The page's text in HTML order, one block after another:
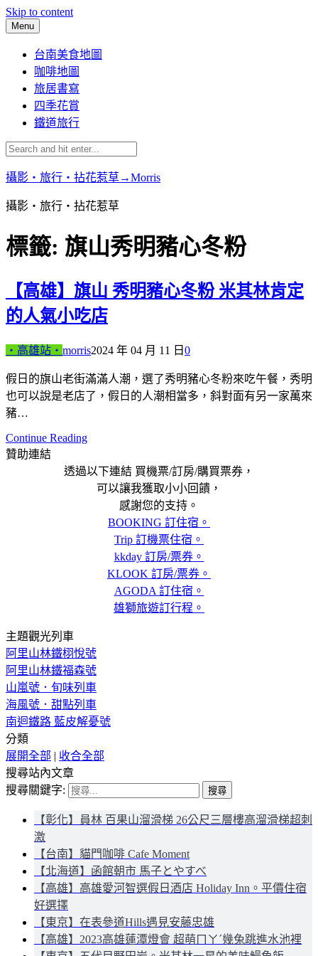
Skip to content
Menu
台南美食地圖
咖啡地圖
旅居書寫
四季花賞
鐵道旅行
攝影‧旅行‧拈花惹草→Morris
攝影‧旅行‧拈花惹草
標籤: 旗山秀明豬心冬粉
【高雄】旗山 秀明豬心冬粉 米其林肯定
的人氣小吃店
‧高雄站‧ morris2024 年 04 月 11 日 0
假日的旗山老街滿滿人潮，選了秀明豬心冬粉來吃午餐，秀明
也可以說是老店了，假日的人潮相當多，斜對面有另一家萬來
豬…
Continue Reading
贊助連結
透過以下連結 買機票/訂房/購買票券，
可以讓我獲取小小回饋，
感謝您的支持。
BOOKING 訂住宿。
Trip 訂機票住宿。
kkday 訂房/票券。
KLOOK 訂房/票券。
AGODA 訂住宿。
雄獅旅遊訂行程。
主題觀光列車
阿里山林鐵栩悅號
阿里山林鐵福森號
山嵐號．旬味列車
海風號．甜點列車
南迴鐵路 藍皮解憂號
分類
展開全部 | 收合全部
搜尋站內文章
搜尋關鍵字:
【彰化】員林 百果山溜滑梯 26公尺三層樓高溜滑梯超刺
激
【台南】貓門咖啡 Cafe Moment
【北海道】函館朝市 馬子とやすべ
【高雄】高雄愛河智選假日酒店 Holiday Inn。平價住宿
好選擇
【東京】在表參道Hills遇見安藤忠雄
【高雄】2023高雄蓮潭燈會 超萌ㄇㄚˊ幾兔跳進水池裡